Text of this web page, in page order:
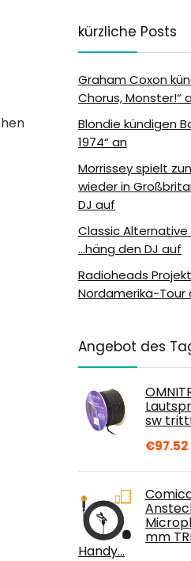
kürzliche Posts
Graham Coxon
Chorus, Monster!“
Blondie kündigen
1974“ an
Morrissey spielt
wieder in
DJ auf
Classic Alternative
…häng den DJ auf
Radioheads
Nordamerika-Tour
Angebot des
sw
€97.52
mm
Handy…